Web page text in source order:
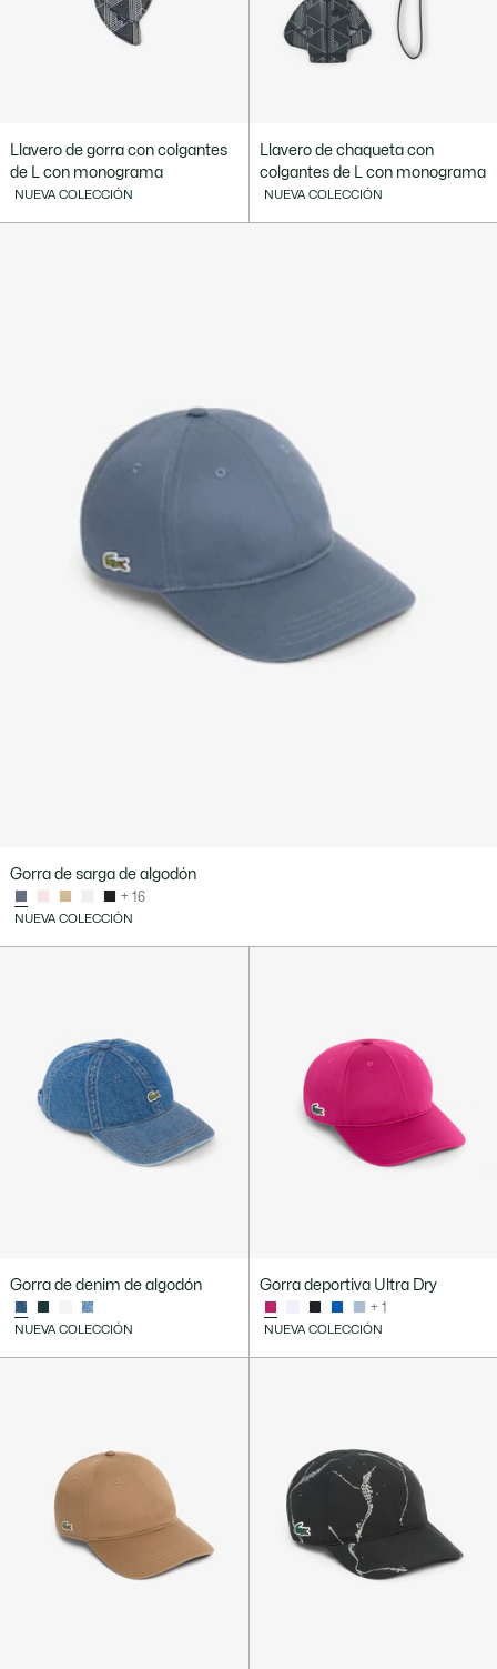
Llavero de gorra con colgantes
de L con monograma
NUEVA COLECCIÓN
Llavero de chaqueta con
colgantes de L con monograma
NUEVA COLECCIÓN
Gorra de sarga de algodón
+ 16
NUEVA COLECCIÓN
Gorra de denim de algodón
NUEVA COLECCIÓN
Gorra deportiva Ultra Dry
+ 1
NUEVA COLECCIÓN